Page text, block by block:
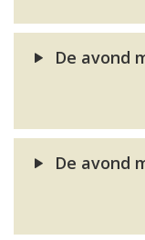
De avond
De avond